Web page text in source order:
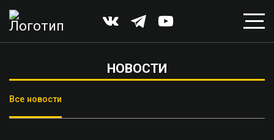
НОВОСТИ
Все новости